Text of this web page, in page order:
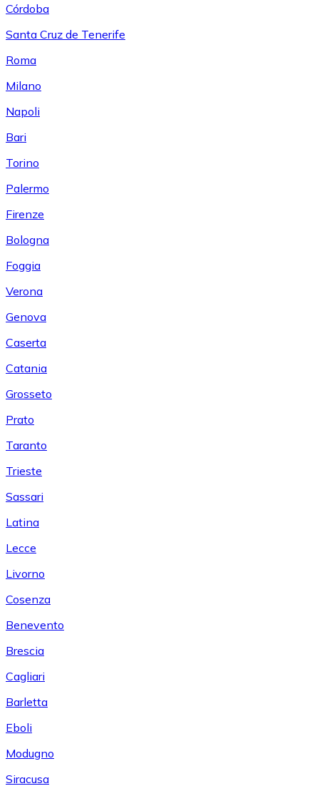
Córdoba
Santa Cruz de Tenerife
Roma
Milano
Napoli
Bari
Torino
Palermo
Firenze
Bologna
Foggia
Verona
Genova
Caserta
Catania
Grosseto
Prato
Taranto
Trieste
Sassari
Latina
Lecce
Livorno
Cosenza
Benevento
Brescia
Cagliari
Barletta
Eboli
Modugno
Siracusa